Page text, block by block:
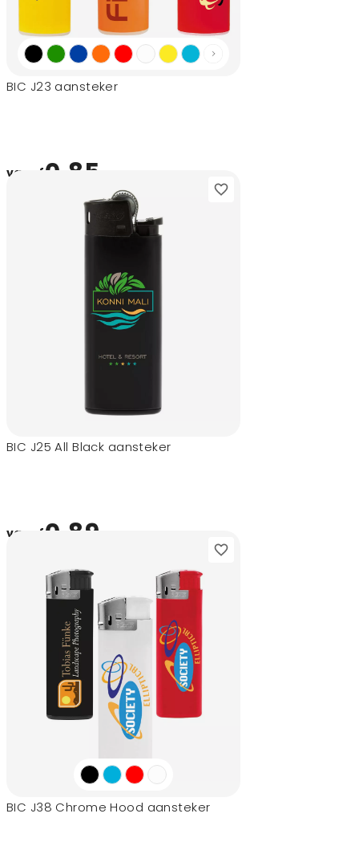
BIC J23 aansteker
vanaf0,85
BIC J25 All Black aansteker
vanaf0,89
BIC J38 Chrome Hood aansteker